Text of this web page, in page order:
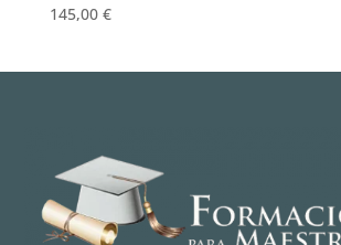
145,00 €